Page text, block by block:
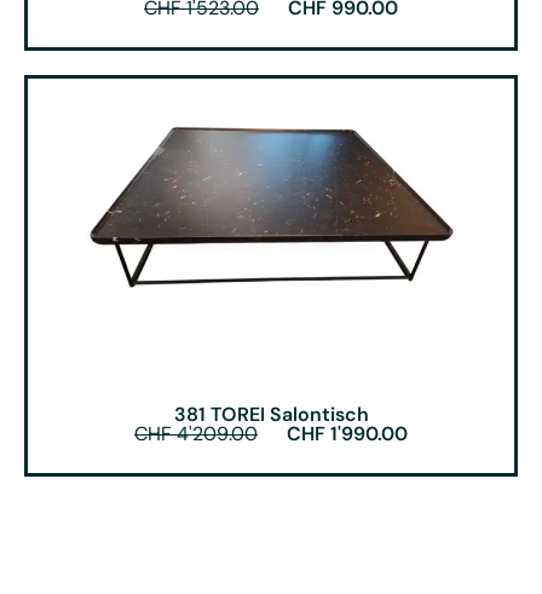
CHF1'523.00 CHF 990.00
381 TOREI Salontisch
CHF4'209.00 CHF1'990.00